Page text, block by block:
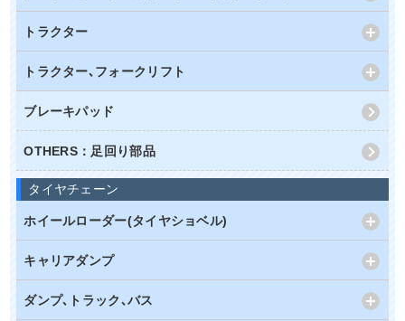
トラクター
トラクター､フォークリフト
ブレーキパッド
OTHERS：足回り部品
タイヤチェーン
ホイールローダー(タイヤショベル)
キャリアダンプ
ダンプ､トラック､バス